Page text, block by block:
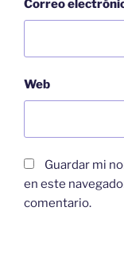
Correo
Web
Guardar mi
en este
comentario.